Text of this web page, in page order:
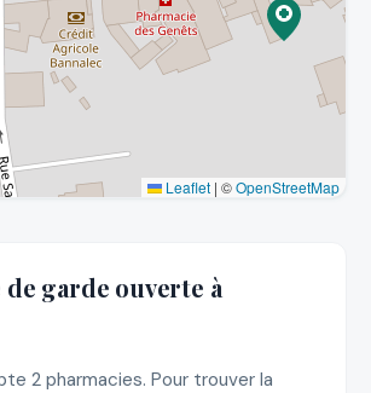
Leaflet | ©OpenStreetMap
garde ouverte à
2 pharmacies. Pour trouver la